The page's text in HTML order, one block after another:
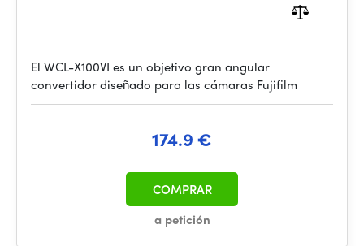
El WCL-X100VI es un objetivo gran angular
convertidor diseñado para las cámaras Fujifilm
174.9 €
a petición
COMPRAR